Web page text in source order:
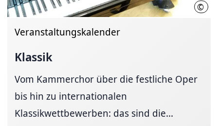
© LHH
Veranstaltungskalender
Klassik
Vom Kammerchor über die festliche Oper
bis hin zu internationalen
Klassikwettbewerben: das sind die...